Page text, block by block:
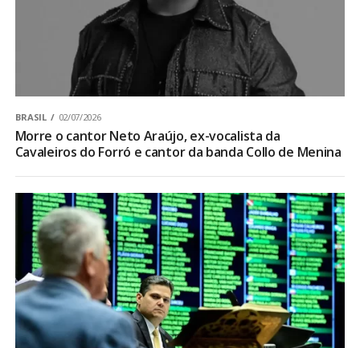
BRASIL 02/07/2026
Morre o cantor Neto Araújo, ex-vocalista da
Cavaleiros do Forró e cantor da banda Collo de Menina